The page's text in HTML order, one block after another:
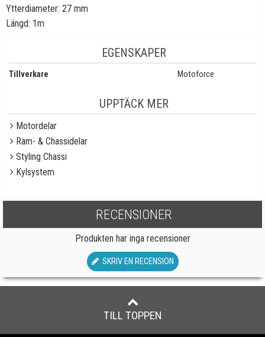
Ytterdiameter: 27 mm
Längd: 1m
EGENSKAPER
Tillverkare Motoforce
UPPTÄCK MER
Motordelar
Ram- & Chassidelar
Styling Chassi
Kylsystem
RECENSIONER
Produkten har inga recensioner
SKRIV EN RECENSION
TILL TOPPEN